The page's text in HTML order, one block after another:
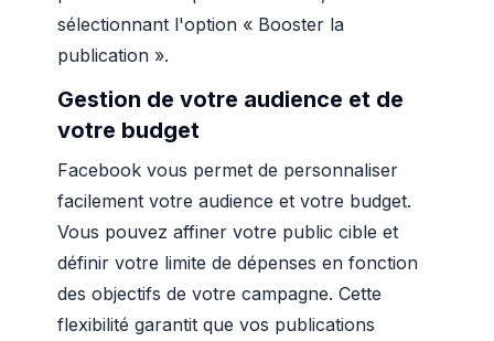
sélectionnant l'option « Booster la
publication ».
Gestion de votre audience et de
votre budget
Facebook vous permet de personnaliser
facilement votre audience et votre budget.
Vous pouvez affiner votre public cible et
définir votre limite de dépenses en fonction
des objectifs de votre campagne. Cette
flexibilité garantit que vos publications